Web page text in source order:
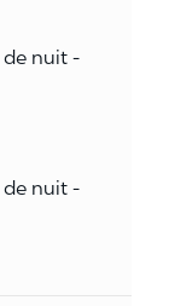
de nuit -
de nuit -